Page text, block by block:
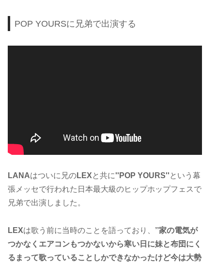
POP YOURSに兄弟で出演する
LANAはついに兄のLEX と共に''POP YOURS'' という幕
張メッセで行われた日本最大級のヒップホップフェスで
兄弟で出演しました。
LEXは歌う前に当時のことを語っており、 ’’家の電気が
つかなくエアコンもつかないから寒い日に妹と布団にく
るまって歌っていることしかできなかったけど今は大勢